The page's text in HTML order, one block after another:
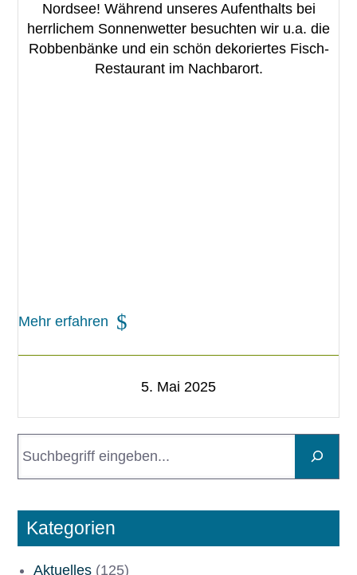
Nordsee! Während unseres Aufenthalts bei
herrlichem Sonnenwetter besuchten wir u.a. die
Robbenbänke und ein schön dekoriertes Fisch-
Restaurant im Nachbarort.
Mehr erfahren
5. Mai 2025
u
c
Kategorien
Aktuelles(125)